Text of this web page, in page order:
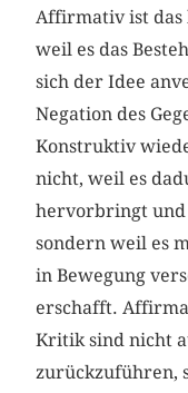
Affirmativ ist das
weil es das
sich der Idee
Negation des
Konstruktiv
nicht, weil es
hervorbringt und
sondern weil es
in Bewegung
erschafft.
Kritik sind nicht
zurückzuführen,